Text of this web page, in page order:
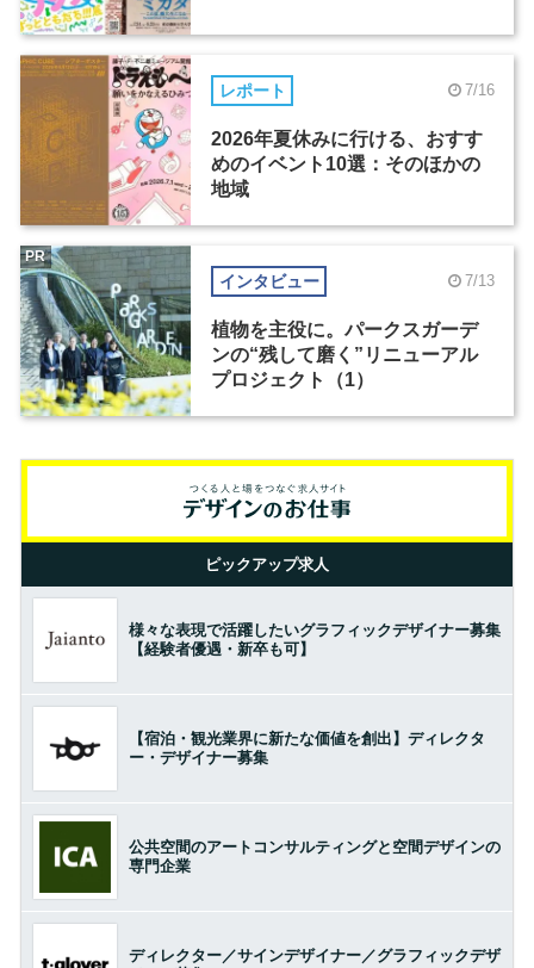
レポート 7/16
2026年夏休みに行ける、おすす
めのイベント10選：そのほかの
地域
インタビュー 7/13
植物を主役に。パークスガーデ
ンの“残して磨く”リニューアル
プロジェクト（1）
PR
ピックアップ求人
様々な表現で活躍したいグラフィックデザイナー募集
【経験者優遇・新卒も可】
【宿泊・観光業界に新たな価値を創出】ディレクタ
ー・デザイナー募集
公共空間のアートコンサルティングと空間デザインの
専門企業
ディレクター／サインデザイナー／グラフィックデザ